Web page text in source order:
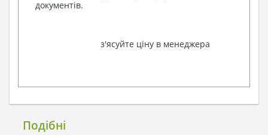
документів.
з'ясуйте ціну в менеджера
Подібні